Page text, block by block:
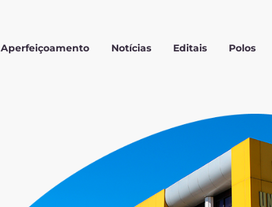
Aperfeiçoamento Notícias Editais Polos